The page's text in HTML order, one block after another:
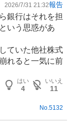
2026/7/31 21:32報告
銀行はそれを担
いう思惑があ
ていた他社株式
れると一気に前
はい
4
いいえ
11
No.5132